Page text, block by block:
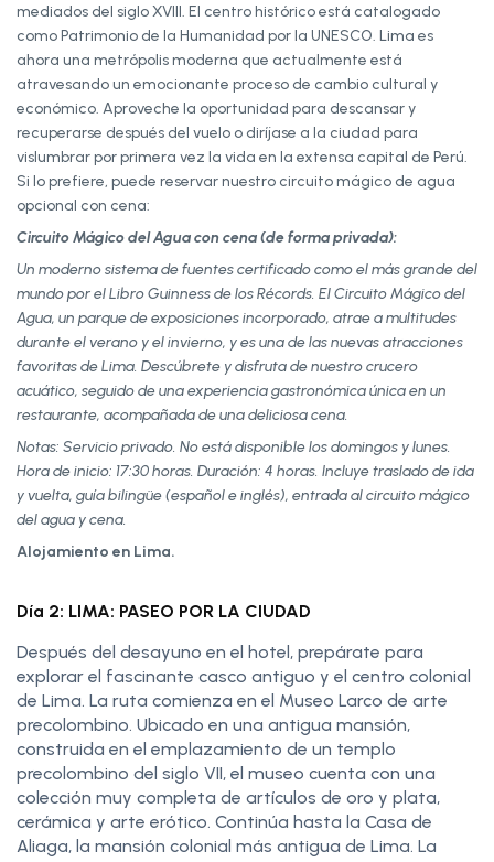
mediados del siglo XVIII. El centro histórico está catalogado
como Patrimonio de la Humanidad por la UNESCO. Lima es
ahora una metrópolis moderna que actualmente está
atravesando un emocionante proceso de cambio cultural y
económico. Aproveche la oportunidad para descansar y
recuperarse después del vuelo o diríjase a la ciudad para
vislumbrar por primera vez la vida en la extensa capital de Perú.
Si lo prefiere, puede reservar nuestro circuito mágico de agua
opcional con cena:
Circuito Mágico del Agua con cena (de forma privada):
Un moderno sistema de fuentes certificado como el más grande del
mundo por el Libro Guinness de los Récords. El Circuito Mágico del
Agua, un parque de exposiciones incorporado, atrae a multitudes
durante el verano y el invierno, y es una de las nuevas atracciones
favoritas de Lima. Descúbrete y disfruta de nuestro crucero
acuático, seguido de una experiencia gastronómica única en un
restaurante, acompañada de una deliciosa cena.
Notas: Servicio privado. No está disponible los domingos y lunes.
Hora de inicio: 17:30 horas. Duración: 4 horas. Incluye traslado de ida
y vuelta, guía bilingüe (español e inglés), entrada al circuito mágico
del agua y cena.
Alojamiento en Lima.
Día 2: LIMA: PASEO POR LA CIUDAD
Después del desayuno en el hotel, prepárate para
explorar el fascinante casco antiguo y el centro colonial
de Lima. La ruta comienza en el Museo Larco de arte
precolombino. Ubicado en una antigua mansión,
construida en el emplazamiento de un templo
precolombino del siglo VII, el museo cuenta con una
colección muy completa de artículos de oro y plata,
cerámica y arte erótico. Continúa hasta la Casa de
Aliaga, la mansión colonial más antigua de Lima. La